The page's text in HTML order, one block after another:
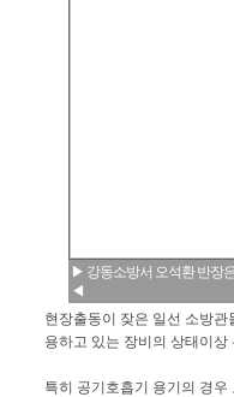
▶ 강동소방서 오석환 반장
◀
현장출동이 잦은 일선 소방
용하고 있는 장비의 상태이
특히 공기호흡기 용기의 경